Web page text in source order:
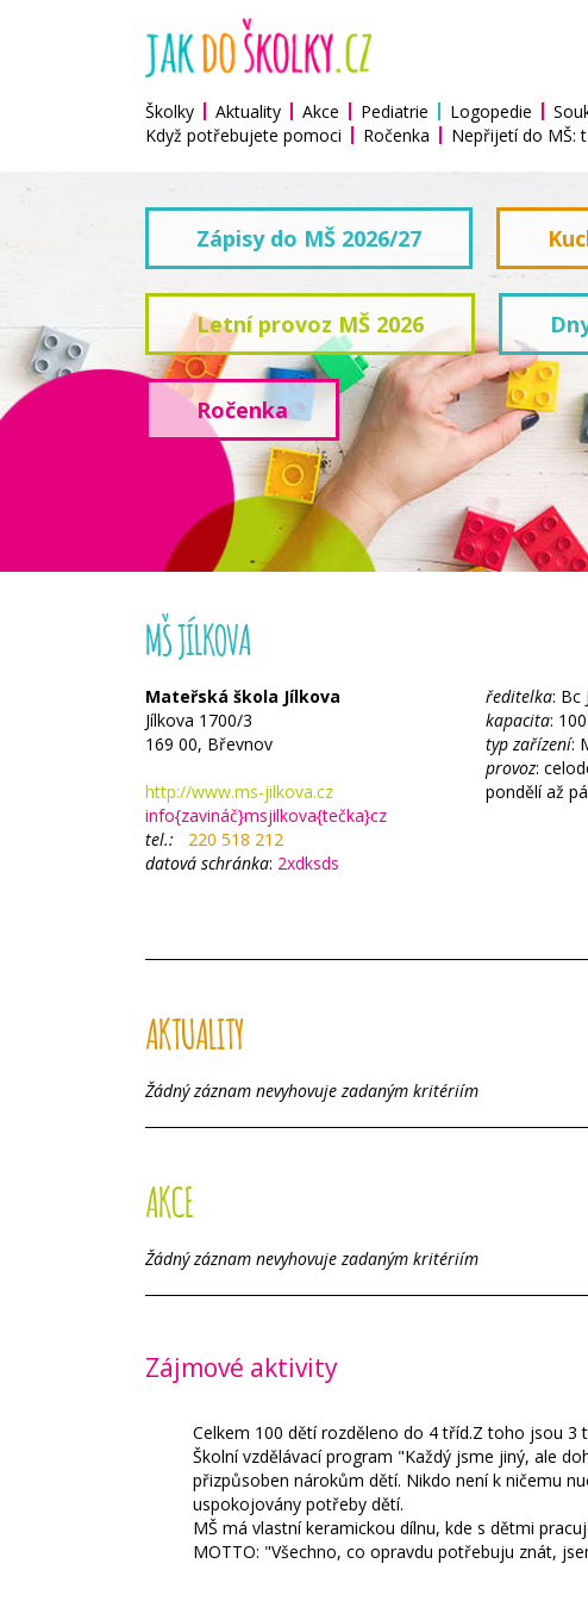
Školky Aktuality Akce Pediatrie Logopedie
Když potřebujete pomoci
Ročenka Nepřijetí do MŠ:
Zápisy do MŠ 2026/27
Letní provoz MŠ 2026
Ročenka
MŠ JÍLKOVA
Mateřská škola Jílkova
Jílkova 1700/3
169 00, Břevnov
http://www.ms-jilkova.cz
info{zavináč}msjilkova{tečka}cz
tel.:
220 518 212
datová schránka: 2xdksds
ředitelka: Bc
kapacita:
typ zařízení:
provoz:
pondělí až
AKTUALITY
Žádný záznam nevyhovuje zadaným kritériím
AKCE
Žádný záznam nevyhovuje zadaným kritériím
Zájmové aktivity
Celkem 100 dětí rozděleno do 4 tříd.Z toho jsou
Školní vzdělávací program "Každý jsme jiný, ale
přizpůsoben nárokům dětí. Nikdo není k ničemu
uspokojovány potřeby dětí.
MŠ má vlastní keramickou dílnu, kde s dětmi
MOTTO: "Všechno, co opravdu potřebuju znát,